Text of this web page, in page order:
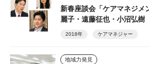
新春座談会「ケアマネジメ
麗子・遠藤征也・小沼弘樹
2018年 ケアマネジャー
地域力発見